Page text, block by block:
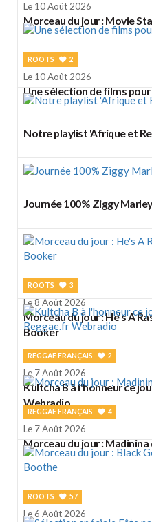
Le 10 Août 2026
Morceau du jour : Movie
ROOTS 2
Le 10 Août 2026
Une sélection de films
Notre playlist 'Afrique et
Journée 100% Ziggy Marley
ROOTS 3
Le 8 Août 2026
Morceau du jour : He's A
Booker
REGGAE FRANÇAIS 2
Le 7 Août 2026
Kultcha B à l'honneur ce
Webradio
REGGAE FRANÇAIS 4
Le 7 Août 2026
Morceau du jour : Madinina
ROOTS 57
Le 6 Août 2026